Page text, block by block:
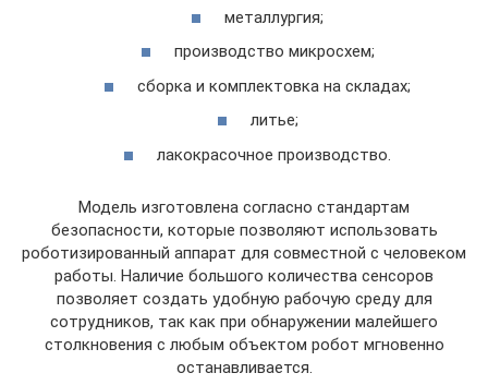
металлургия;
производство микросхем;
сборка и комплектовка на складах;
литье;
лакокрасочное производство.
Модель изготовлена согласно стандартам
безопасности, которые позволяют использовать
роботизированный аппарат для совместной с человеком
работы. Наличие большого количества сенсоров
позволяет создать удобную рабочую среду для
сотрудников, так как при обнаружении малейшего
столкновения с любым объектом робот мгновенно
останавливается.